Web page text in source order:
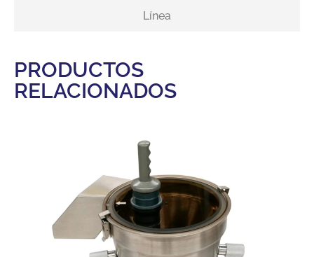
Línea
PRODUCTOS
RELACIONADOS